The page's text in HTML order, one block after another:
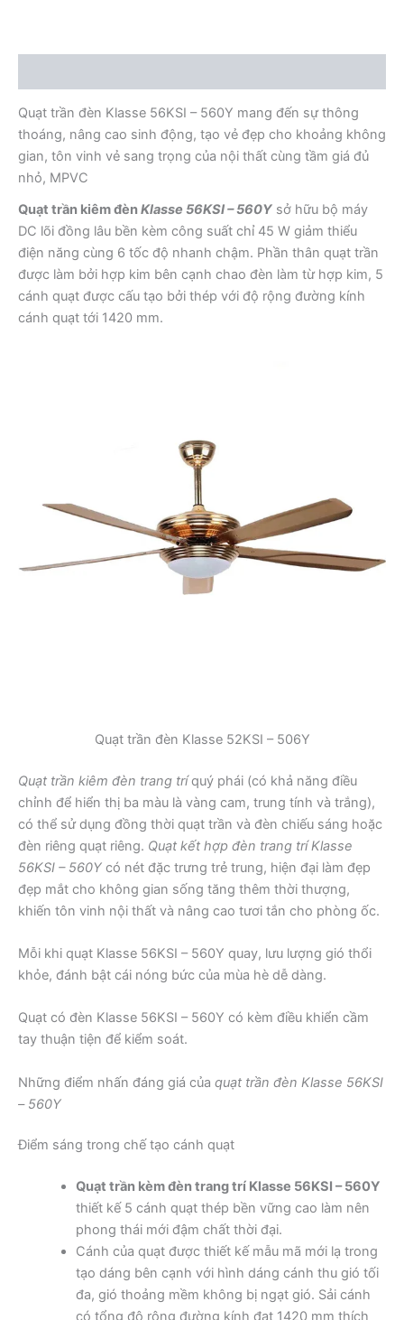
Quạt trần đèn Klasse 56KSI – 560Y mang đến sự thông
thoáng, nâng cao sinh động, tạo vẻ đẹp cho khoảng không
gian, tôn vinh vẻ sang trọng của nội thất cùng tầm giá đủ
nhỏ, MPVC
Quạt trần kiêm đènKlasse 56KSI – 560Y sở hữu bộ máy
DC lõi đồng lâu bền kèm công suất chỉ 45 W giảm thiểu
điện năng cùng 6 tốc độ nhanh chậm. Phần thân quạt trần
được làm bởi hợp kim bên cạnh chao đèn làm từ hợp kim, 5
cánh quạt được cấu tạo bởi thép với độ rộng đường kính
cánh quạt tới 1420 mm.
Quạt trần đèn Klasse 52KSI – 506Y
Quạt trần kiêm đèn trang tríquý phái (có khả năng điều
chỉnh để hiển thị ba màu là vàng cam, trung tính và trắng),
có thể sử dụng đồng thời quạt trần và đèn chiếu sáng hoặc
đèn riêng quạt riêng. Quạt kết hợp đèn trang trí Klasse
56KSI – 560Y có nét đặc trưng trẻ trung, hiện đại làm đẹp
đẹp mắt cho không gian sống tăng thêm thời thượng,
khiến tôn vinh nội thất và nâng cao tươi tắn cho phòng ốc.
Mỗi khi quạt Klasse 56KSI – 560Y quay, lưu lượng gió thổi
khỏe, đánh bật cái nóng bức của mùa hè dễ dàng.
Quạt có đèn Klasse 56KSI – 560Y có kèm điều khiển cầm
tay thuận tiện để kiểm soát.
Những điểm nhấn đáng giá của quạt trần đèn Klasse 56KSI
– 560Y
Điểm sáng trong chế tạo cánh quạt
Quạt trần kèm đèn trang trí Klasse 56KSI – 560Y
thiết kế 5 cánh quạt thép bền vững cao làm nên
phong thái mới đậm chất thời đại.
Cánh của quạt được thiết kế mẫu mã mới lạ trong
tạo dáng bên cạnh với hình dáng cánh thu gió tối
đa, gió thoảng mềm không bị ngạt gió. Sải cánh
có tổng độ rộng đường kính đạt 1420 mm thích